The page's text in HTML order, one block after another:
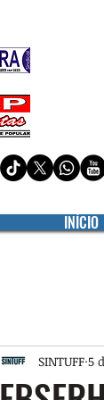
INÍCIO
SINTUFF 5